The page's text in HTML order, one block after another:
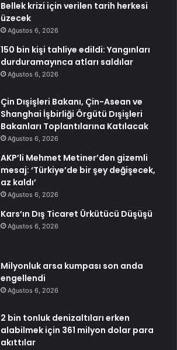
Bellek krizi için verilen tarih herkesi
üzecek
Ağustos 6, 2026
150 bin kişi tahliye edildi: Yangınları
durduramayınca atları saldılar
Ağustos 6, 2026
Çin Dışişleri Bakanı, Çin-Asean ve
Shanghai İşbirliği Örgütü Dışişleri
Bakanları Toplantılarına Katılacak
Ağustos 6, 2026
AKP’li Mehmet Metiner’den gizemli
mesaj: ‘Türkiye’de bir şey değişecek,
az kaldı’
Ağustos 6, 2026
Kars’ın Dış Ticaret Ürkütücü Düşüşü
Ağustos 6, 2026
Milyonluk arsa kumpası son anda
engellendi
Ağustos 6, 2026
2 bin tonluk denizaltıları erken
alabilmek için 361 milyon dolar para
akıttılar